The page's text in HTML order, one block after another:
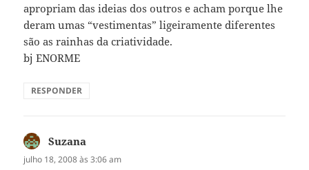
apropriam das ideias dos outros e acham porque lhe
deram umas “vestimentas” ligeiramente diferentes
são as rainhas da criatividade.
bj ENORME
RESPONDER
Suzana
julho 18, 2008 às 3:06 am